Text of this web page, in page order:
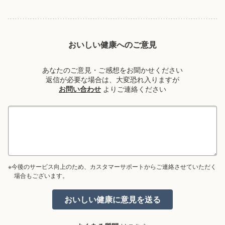
おいしい健康へのご意見
あなたのご意見・ご感想をお聞かせください
返信が必要な場合は、大変恐れ入りますが
お問い合わせ よりご連絡ください
※今後のサービス向上のため、カスタマーサポートからご連絡させていただく
場合もございます。